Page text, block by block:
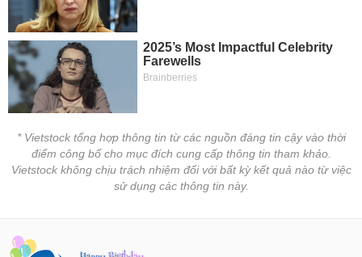
* Vietstock tổng hợp thông tin từ các nguồn đáng tin cậy vào thời
điểm công bố cho mục đích cung cấp thông tin tham khảo.
Vietstock không chịu trách nhiệm đối với bất kỳ kết quả nào từ việc
sử dụng các thông tin này.